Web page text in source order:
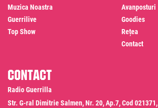
Muzica Noastra
Guerrilive
Top Show
Avanposturi
Goodies
Rețea
Contact
Contact
Radio Guerrilla
Str. G-ral Dimitrie Salmen, Nr. 20, Ap.7, Cod 021371,